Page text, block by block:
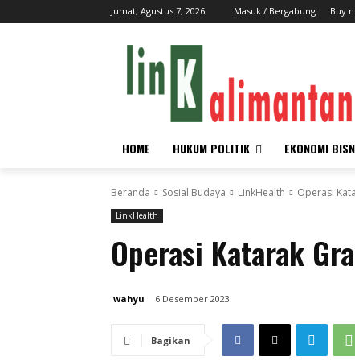
Jumat, Agustus 7, 2026 Masuk / Bergabung Buy
HOME HUKUM POLITIK EKONOMI
Beranda Sosial Budaya LinkHealth Operasi
LinkHealth
Operasi Katarak
wahyu 6 Desember 2023
Bagikan